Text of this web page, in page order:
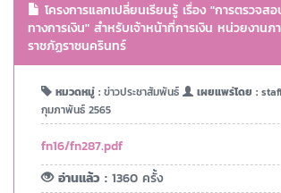
โครงการแลกเปลี่ยนเรียนรู้ เรื่อง "การตรวจส
ทางการเงิน" สำหรับเจ้าหน้าที่การเงิน หน่วยงาน
ราชภัฏราชนครินทร์
หมวดหมู่ : ข่าวประชาสัมพันธ์ เผยแพร่โดย :
กุมภาพันธ์ 2565
fn16/fn287.pdf
อ่านแล้ว : 1360 ครั้ง